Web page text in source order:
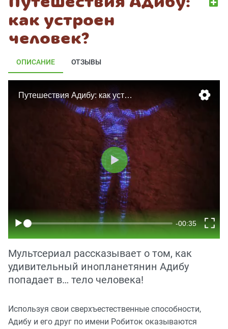
как устроен
человек?
ОПИСАНИЕ ОТЗЫВЫ
Мультсериал рассказывает о том, как
удивительный инопланетянин Адибу
попадает в… тело человека!
Используя свои сверхъестественные способности,
Адибу и его друг по имени Робиток оказываются